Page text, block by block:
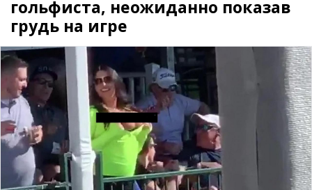
гольфиста, неожиданно показав
грудь на игре